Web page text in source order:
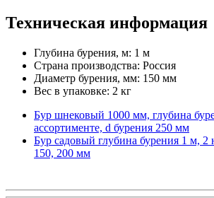
Техническая информация
Глубина бурения, м: 1 м
Страна производства: Россия
Диаметр бурения, мм: 150 мм
Вес в упаковке: 2 кг
Бур шнековый 1000 мм, глубина
ассортименте, d бурения 250 мм
Бур садовый глубина бурения 1 м, 2
150, 200 мм